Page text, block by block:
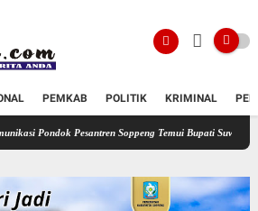
PEMKAB POLITIK KRIMINAL
Pesantren Soppeng Temui Bupati Suwardi Haseng